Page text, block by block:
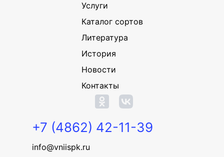
Услуги
Каталог сортов
Литература
История
Новости
Контакты
+7 (4862) 42-11-39
info@vniispk.ru